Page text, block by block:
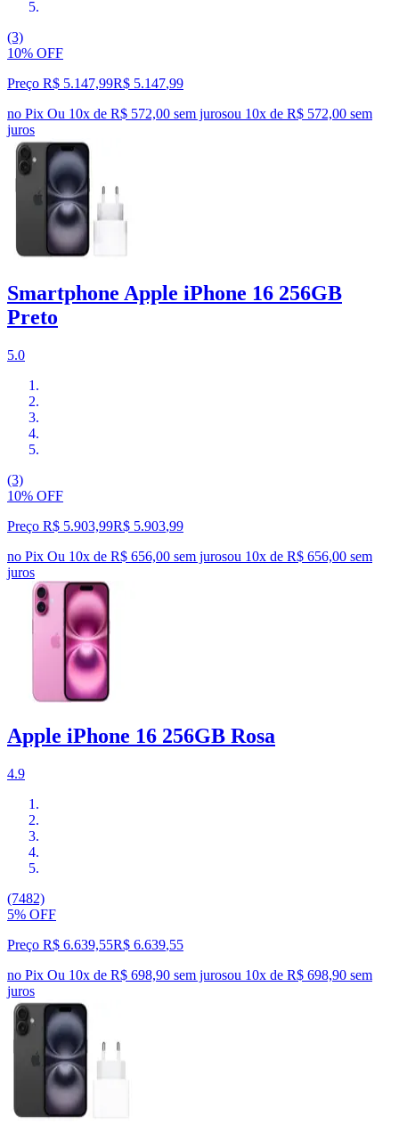
(3)
10% OFF
Preço R$ 5.147,99R$ 5.147,99
no Pix Ou 10x de R$ 572,00 sem jurosou 10x de R$ 572,00 sem
juros
Smartphone Apple iPhone 16 256GB
Preto
5.0
(3)
10% OFF
Preço R$ 5.903,99R$ 5.903,99
no Pix Ou 10x de R$ 656,00 sem jurosou 10x de R$ 656,00 sem
juros
Apple iPhone 16 256GB Rosa
4.9
(7482)
5% OFF
Preço R$ 6.639,55R$ 6.639,55
no Pix Ou 10x de R$ 698,90 sem jurosou 10x de R$ 698,90 sem
juros